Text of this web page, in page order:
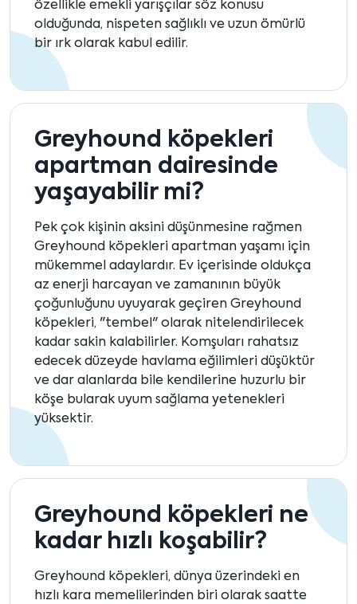
özellikle emekli yarışçılar söz konusu
olduğunda, nispeten sağlıklı ve uzun ömürlü
bir ırk olarak kabul edilir.
Greyhound köpekleri
apartman dairesinde
yaşayabilir mi?
Pek çok kişinin aksini düşünmesine rağmen
Greyhound köpekleri apartman yaşamı için
mükemmel adaylardır. Ev içerisinde oldukça
az enerji harcayan ve zamanının büyük
çoğunluğunu uyuyarak geçiren Greyhound
köpekleri, "tembel" olarak nitelendirilecek
kadar sakin kalabilirler. Komşuları rahatsız
edecek düzeyde havlama eğilimleri düşüktür
ve dar alanlarda bile kendilerine huzurlu bir
köşe bularak uyum sağlama yetenekleri
yüksektir.
Greyhound köpekleri ne
kadar hızlı koşabilir?
Greyhound köpekleri, dünya üzerindeki en
hızlı kara memelilerinden biri olarak saatte